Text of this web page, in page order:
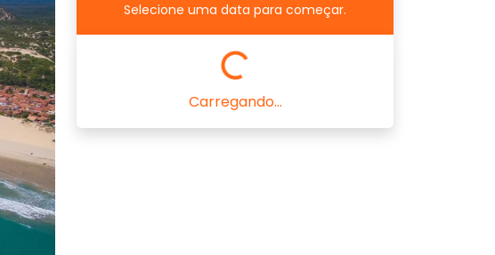
Selecione uma data para começar.
Carregando...